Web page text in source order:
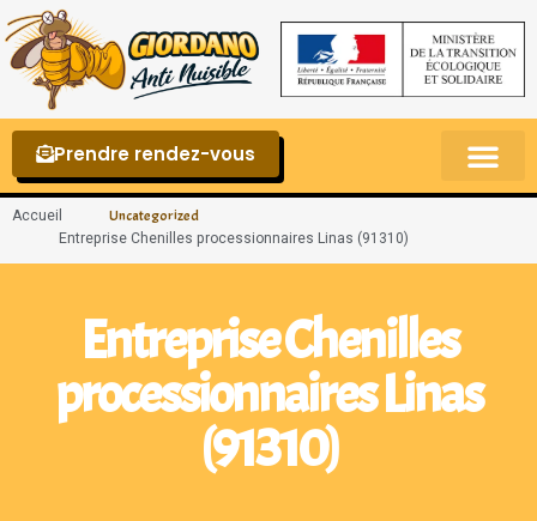
Prendre rendez-vous
Accueil Uncategorized
Entreprise Chenilles processionnaires Linas (91310)
Entreprise Chenilles
processionnaires Linas
(91310)